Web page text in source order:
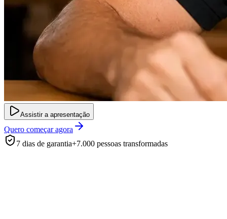
Assistir a apresentação
Quero começar agora
7 dias de garantia+7.000 pessoas transformadas